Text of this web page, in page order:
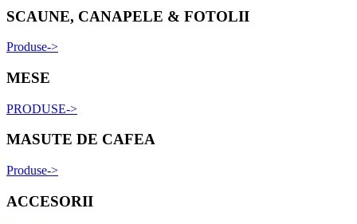
SCAUNE, CANAPELE & FOTOLII
Produse->
MESE
PRODUSE->
MASUTE DE CAFEA
Produse->
ACCESORII